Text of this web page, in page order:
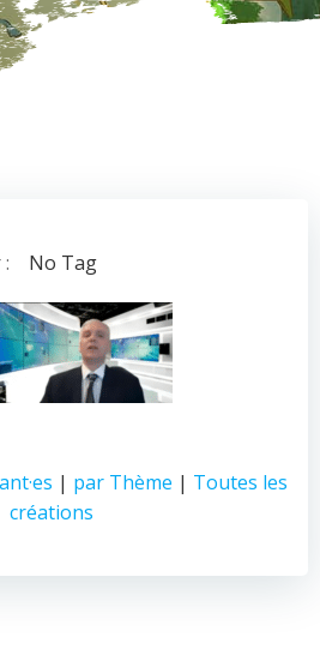
No Tag
| par Thème | Toutes les
créations